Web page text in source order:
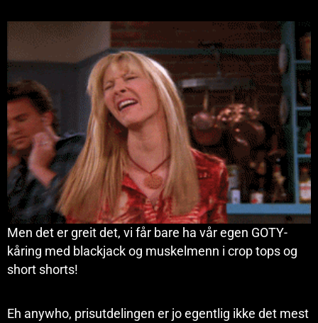
Men det er greit det, vi får bare ha vår egen GOTY-
kåring med blackjack og muskelmenn i crop tops og
short shorts!
Eh anywho, prisutdelingen er jo egentlig ikke det mest